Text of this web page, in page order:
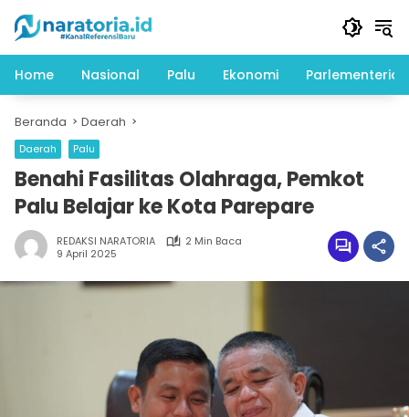
konten
Home
Nasional Palu Ekonomi Parlementeria
Beranda Daerah
Daerah Palu
Benahi Fasilitas Olahraga, Pemkot
Palu Belajar ke Kota Parepare
REDAKSI NARATORIA
2 Min Baca
9 April 2025